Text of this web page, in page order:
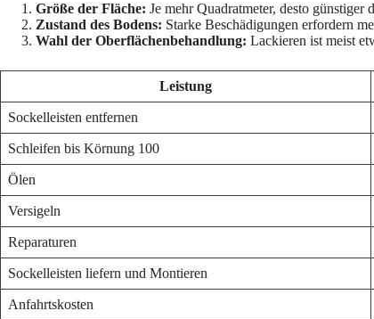
Größe der Fläche: Je mehr Quadratmeter, desto günstiger
Zustand des Bodens: Starke Beschädigungen erfordern
Wahl der Oberflächenbehandlung: Lackieren ist meist
Leistung
Sockelleisten entfernen
Schleifen bis Körnung 100
Ölen
Versigeln
Reparaturen
Sockelleisten liefern und Montieren
Anfahrtskosten